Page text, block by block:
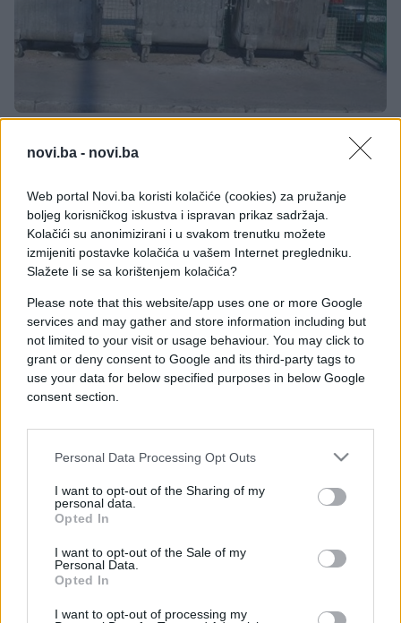
novi.ba - novi.ba
Web portal Novi.ba koristi kolačiće (cookies) za pružanje
boljeg korisničkog iskustva i ispravan prikaz sadržaja.
Kolačići su anonimizirani i u svakom trenutku možete
izmijeniti postavke kolačića u vašem Internet pregledniku.
Slažete li se sa korištenjem kolačića?
Please note that this website/app uses one or more Google
services and may gather and store information including but
not limited to your visit or usage behaviour. You may click to
grant or deny consent to Google and its third-party tags to
use your data for below specified purposes in below Google
consent section.
Personal Data Processing Opt Outs
I want to opt-out of the Sharing of my
personal data.
Opted In
I want to opt-out of the Sale of my
Personal Data.
Opted In
I want to opt-out of processing my
smeće, pronađene su dvije minobacačke granate.
MUP Hercegovačko-neretvanske županije (HNŽ)
prijavio je 7. decembra da se u naselju Zalik pored
kontejnera za smeće nalaze 2 MB granate (1 kom MB
82 mm i 1 kom MB 60 mm).
U naselju Zalik u Mostaru, pored kontejnera za
smeće, pronađene su dvije minobacačke granate.
MUP Hercegovačko-neretvanske županije (HNŽ)
prijavio je 7. decembra da se u naselju Zalik pored
kontejnera za smeće nalaze 2 MB granate (1 kom MB
82 mm i 1 kom MB 60 mm).
uništenja uskladištio tim Mostar "A", saopšteno je
iz Operativnog centra civilne zaštite HNŽ-a.
Također, isti dan iz MUP-a HNŽ-a je prijavljeno da
se u njihovom skladištu nalazi streljivo koje je
potrebno izmjestiti i uništiti.
Prijave su po prijemu proslijeđene vođi tima Mostar
"A" i Službi za NUS FUCZ-e Sarajevo, navodi se u